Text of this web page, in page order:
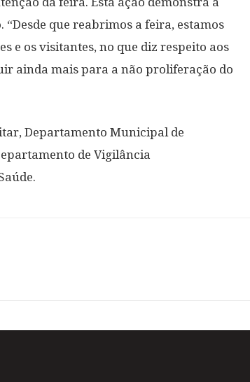
que reabrimos a feira, estamos
e os visitantes, no que diz respeito aos
ainda mais para a não proliferação do
Departamento Municipal de
de Vigilância